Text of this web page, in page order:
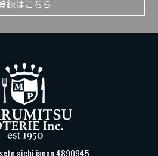
録はこちら
aichi japan 4890945